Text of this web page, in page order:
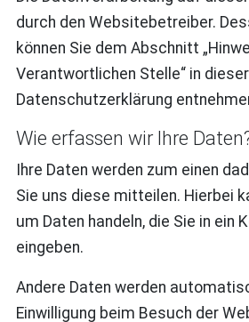
durch den Websitebetreiber.
können Sie dem Abschnitt
Verantwortlichen Stelle“ in dieser
Datenschutzerklärung
Wie erfassen wir Ihre
Ihre Daten werden zum einen
Sie uns diese mitteilen. Hierbei
um Daten handeln, die Sie in ein
eingeben.
Andere Daten werden
Einwilligung beim Besuch der